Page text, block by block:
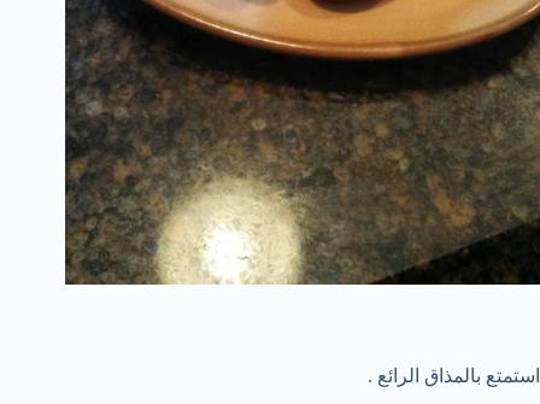
استمتع بالمذاق الرائع .